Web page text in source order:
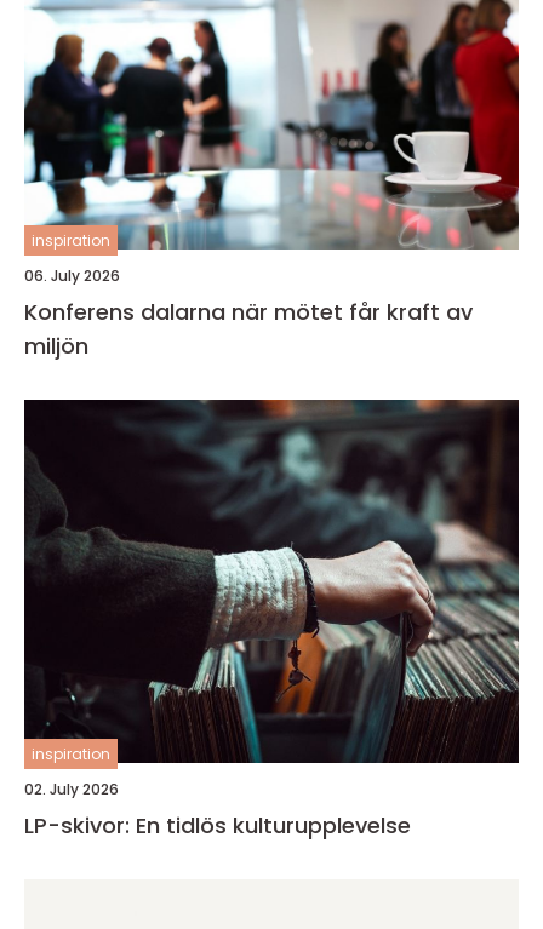
inspiration
06. July 2026
Konferens dalarna när mötet får kraft av
miljön
inspiration
02. July 2026
LP-skivor: En tidlös kulturupplevelse